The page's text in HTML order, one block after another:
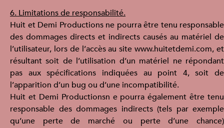
6. Limitations de responsabilité.
Huit et Demi Productions ne pourra être tenu responsable
des dommages directs et indirects causés au matériel de
l’utilisateur, lors de l’accès au site www.huitetdemi.com, et
résultant soit de l’utilisation d’un matériel ne répondant
pas aux spécifications indiquées au point 4, soit de
l’apparition d’un bug ou d’une incompatibilité.
Huit et Demi Productionsn e pourra également être tenu
responsable des dommages indirects (tels par exemple
qu’une perte de marché ou perte d’une chance)